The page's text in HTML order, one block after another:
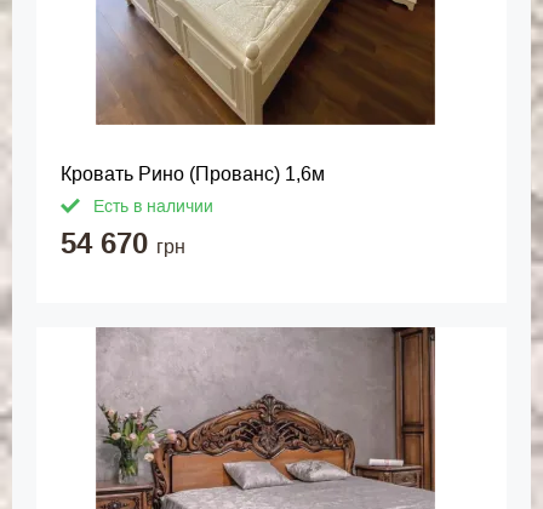
Кровать Рино (Прованс) 1,6м
Есть в наличии
54 670 грн